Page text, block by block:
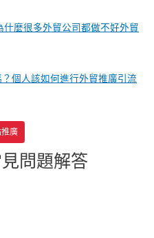
麼很多外貿公司都做不好外貿
個人該如何進行外貿推廣引流
廣
問題解答